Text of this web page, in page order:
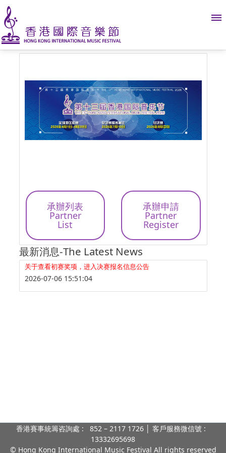
承辦列表
Partner
List
承辦申請
Partner
Register
最新消息-The Latest News
关于查看初赛奖项，进入决赛报名信息公告
2026-07-06 15:51:04
香港賽事統籌咨詢處 : 852 – 2117 1726 │ 客戶服務微信號 :
13332695698
© Hong Kong International Music Festival All rights reserved